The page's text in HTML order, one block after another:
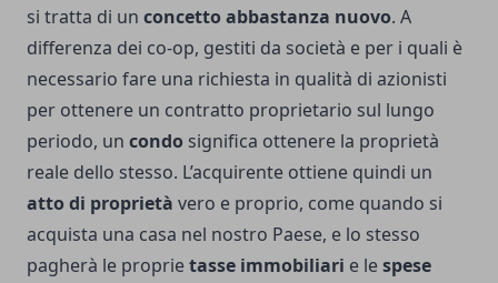
si tratta di un concetto abbastanza nuovo. A
differenza dei co-op, gestiti da società e per i quali è
necessario fare una richiesta in qualità di azionisti
per ottenere un contratto proprietario sul lungo
periodo, un condo significa ottenere la proprietà
reale dello stesso. L’acquirente ottiene quindi un
atto di proprietà vero e proprio, come quando si
acquista una casa nel nostro Paese, e lo stesso
pagherà le proprietasse immobiliari e lespese